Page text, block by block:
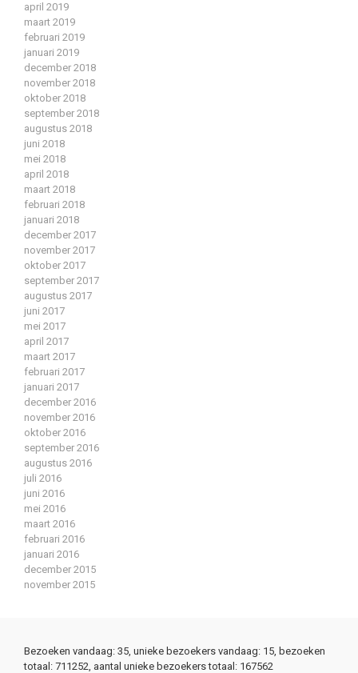
april 2019
maart 2019
februari 2019
januari 2019
december 2018
november 2018
oktober 2018
september 2018
augustus 2018
juni 2018
mei 2018
april 2018
maart 2018
februari 2018
januari 2018
december 2017
november 2017
oktober 2017
september 2017
augustus 2017
juni 2017
mei 2017
april 2017
maart 2017
februari 2017
januari 2017
december 2016
november 2016
oktober 2016
september 2016
augustus 2016
juli 2016
juni 2016
mei 2016
maart 2016
februari 2016
januari 2016
december 2015
november 2015
Bezoeken vandaag: 35, unieke bezoekers vandaag: 15, bezoeken
totaal: 711252, aantal unieke bezoekers totaal: 167562